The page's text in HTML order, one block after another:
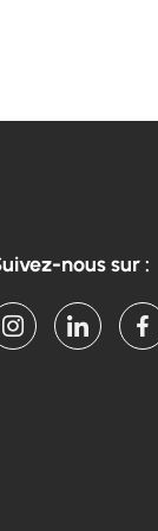
nous sur :